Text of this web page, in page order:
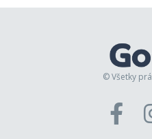
© Všetky